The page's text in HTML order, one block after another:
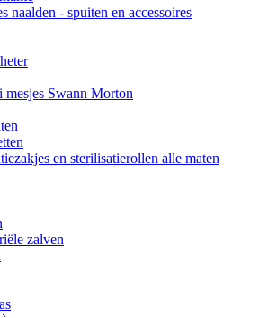
naalden - spuiten en accessoires
mesjes Swann Morton
en sterilisatierollen alle maten
zalven